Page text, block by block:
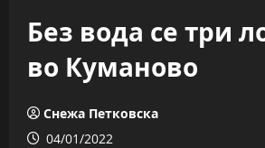
Без вода се три
во Куманово
Снежа Петковска
04/01/2022